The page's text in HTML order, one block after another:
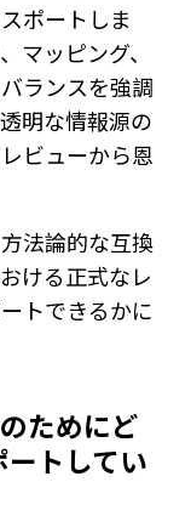
ポートしま
マッピング、
ランスを強調
明な情報源の
ビューから恩
法論的な互換
ける正式なレ
トできるかに
ためにど
トしてい